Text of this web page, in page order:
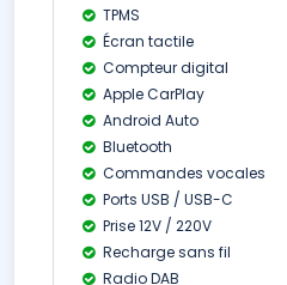
TPMS
Écran tactile
Compteur digital
Apple CarPlay
Android Auto
Bluetooth
Commandes vocales
Ports USB / USB-C
Prise 12V / 220V
Recharge sans fil
Radio DAB